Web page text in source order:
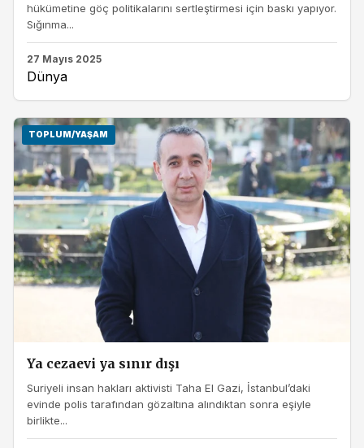
hükümetine göç politikalarını sertleştirmesi için baskı yapıyor.
Sığınma...
27 Mayıs 2025
Dünya
TOPLUM/YAŞAM
Ya cezaevi ya sınır dışı
Suriyeli insan hakları aktivisti Taha El Gazi, İstanbul’daki
evinde polis tarafından gözaltına alındıktan sonra eşiyle
birlikte...